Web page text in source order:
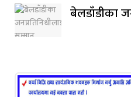
बेलडाँडीका